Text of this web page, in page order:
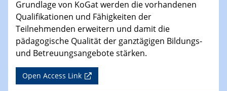
Grundlage von KoGat werden die vorhandenen
Qualifikationen und Fähigkeiten der
Teilnehmenden erweitern und damit die
pädagogische Qualität der ganztägigen Bildungs-
und Betreuungsangebote stärken.
Open Access Link